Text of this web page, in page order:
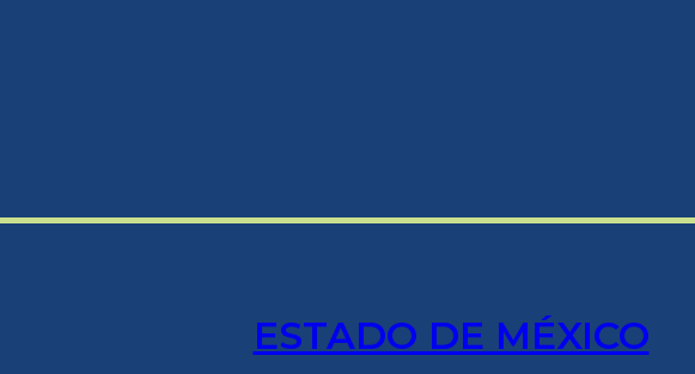
ESTADO DE MÉXICO